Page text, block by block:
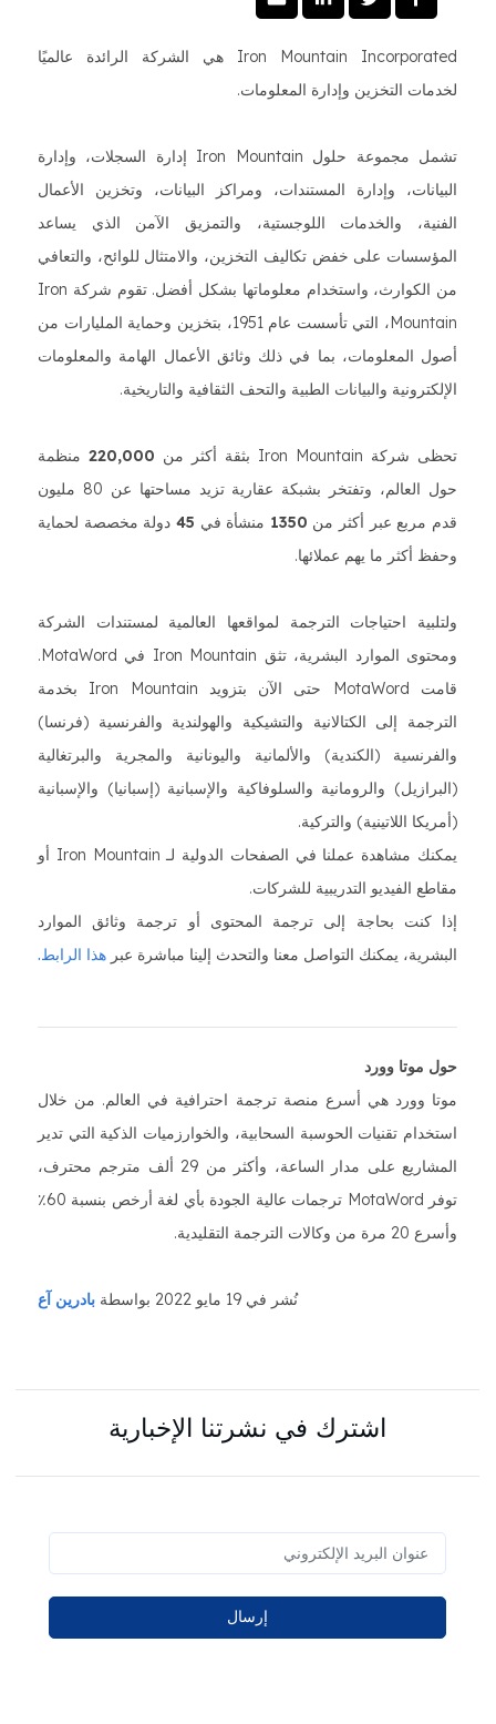
Iron Mountain Incorporated هي الشركة الرائدة عالميًا
لخدمات التخزين وإدارة المعلومات.
تشمل مجموعة حلول Iron Mountain إدارة السجلات، وإدارة
البيانات، وإدارة المستندات، ومراكز البيانات، وتخزين الأعمال
الفنية، والخدمات اللوجستية، والتمزيق الآمن الذي يساعد
المؤسسات على خفض تكاليف التخزين، والامتثال للوائح، والتعافي
من الكوارث، واستخدام معلوماتها بشكل أفضل. تقوم شركة Iron
Mountain، التي تأسست عام 1951، بتخزين وحماية المليارات من
أصول المعلومات، بما في ذلك وثائق الأعمال الهامة والمعلومات
الإلكترونية والبيانات الطبية والتحف الثقافية والتاريخية.
تحظى شركة Iron Mountain بثقة أكثر من 220,000منظمة
حول العالم، وتفتخر بشبكة عقارية تزيد مساحتها عن 80 مليون
قدم مربع عبر أكثر من 1350 منشأة في 45دولة مخصصة لحماية
وحفظ أكثر ما يهم عملائها.
ولتلبية احتياجات الترجمة لمواقعها العالمية لمستندات الشركة
ومحتوى الموارد البشرية، تثق Iron Mountain في MotaWord.
قامت MotaWord حتى الآن بتزويد Iron Mountain بخدمة
الترجمة إلى الكتالانية والتشيكية والهولندية والفرنسية (فرنسا)
والفرنسية (الكندية) والألمانية واليونانية والمجرية والبرتغالية
(البرازيل) والرومانية والسلوفاكية والإسبانية (إسبانيا) والإسبانية
(أمريكا اللاتينية) والتركية.
يمكنك مشاهدة عملنا في الصفحات الدولية لـ Iron Mountain أو
مقاطع الفيديو التدريبية للشركات.
إذا كنت بحاجة إلى ترجمة المحتوى أو ترجمة وثائق الموارد
البشرية، يمكنك التواصل معنا والتحدث إلينا مباشرة عبر هذا الرابط.
حول موتا وورد
موتا وورد هي أسرع منصة ترجمة احترافية في العالم. من خلال
استخدام تقنيات الحوسبة السحابية، والخوارزميات الذكية التي تدير
المشاريع على مدار الساعة، وأكثر من 29 ألف مترجم محترف،
توفر MotaWord ترجمات عالية الجودة بأي لغة أرخص بنسبة 60٪
وأسرع 20 مرة من وكالات الترجمة التقليدية.
نُشر في 19 مايو 2022 بواسطة بادرين آع
اشترك في نشرتنا الإخبارية
إرسال